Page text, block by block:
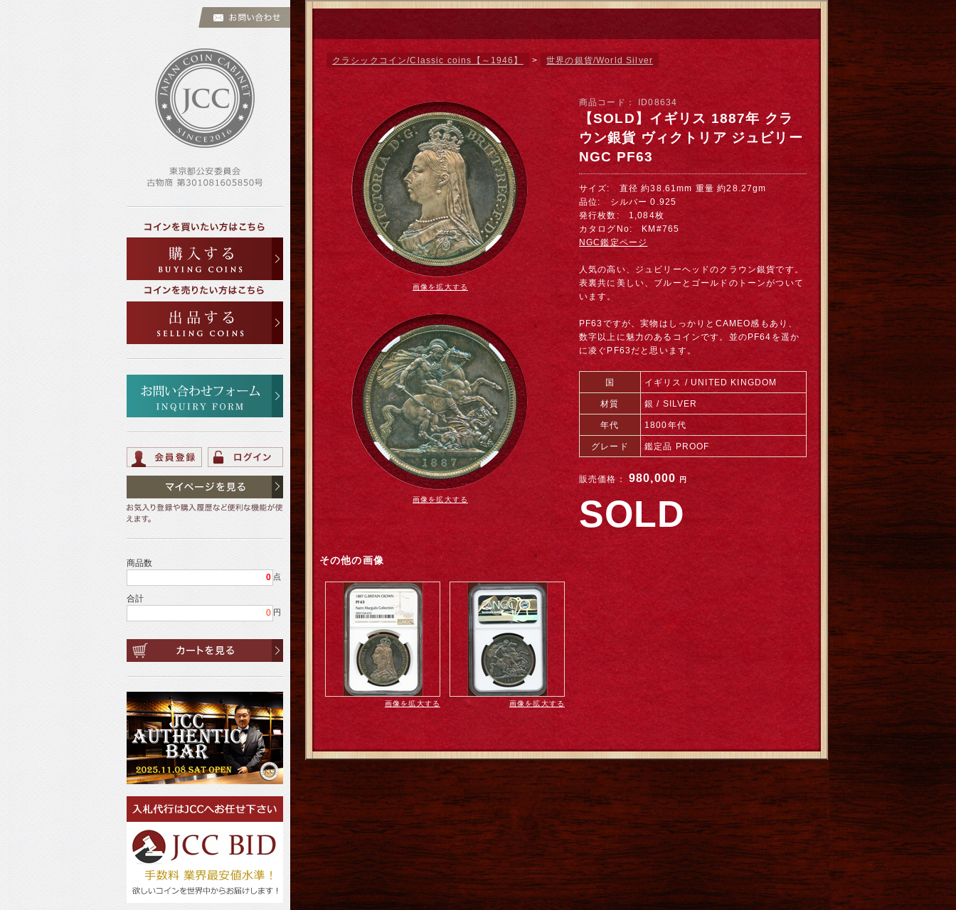
商品数
0 点
合計
0 円
クラシックコイン/Classic coins【～1946】 > 世界の銀貨/World Silver
画像を拡大する
画像を拡大する
商品コード： ID08634
【SOLD】イギリス 1887年 クラ
ウン銀貨 ヴィクトリア ジュビリー
NGC PF63
サイズ: 直径 約38.61mm 重量 約28.27gm
品位: シルバー 0.925
発行枚数: 1,084枚
カタログNo: KM#765
NGC鑑定ページ
人気の高い、ジュビリーヘッドのクラウン銀貨です。
表裏共に美しい、ブルーとゴールドのトーンがついて
います。
PF63ですが、実物はしっかりとCAMEO感もあり、
数字以上に魅力のあるコインです。並のPF64を遥か
に凌ぐPF63だと思います。
国 イギリス / UNITED KINGDOM
材質 銀 / SILVER
年代 1800年代
グレード 鑑定品 PROOF
販売価格： 980,000 円
SOLD
その他の画像
画像を拡大する 画像を拡大する